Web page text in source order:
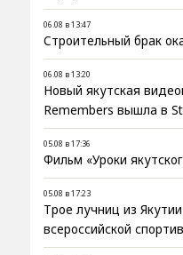
06.08 в 13:47
Строительный брак
06.08 в 13:20
Новый якутская
Remembers вышла в
05.08 в 17:36
Фильм «Уроки
05.08 в 17:23
Трое лучниц из
всероссийской